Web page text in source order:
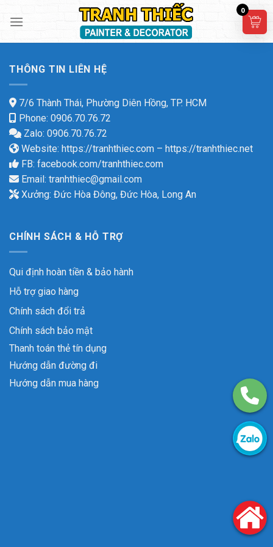
THÔNG TIN LIÊN HỆ
7/6 Thành Thái, Phường Diên Hồng, TP. HCM
Phone: 0906.70.76.72
Zalo: 0906.70.76.72
Website: https://tranhthiec.com – https://tranhthiec.net
FB: facebook.com/tranhthiec.com
Email: tranhthiec@gmail.com
Xưởng: Đức Hòa Đông, Đức Hòa, Long An
CHÍNH SÁCH & HỖ TRỢ
Qui định hoàn tiền & bảo hành
Hỗ trợ giao hàng
Chính sách đổi trả
Chính sách bảo mật
Thanh toán thẻ tín dụng
Hướng dẫn đường đi
Hướng dẫn mua hàng
0